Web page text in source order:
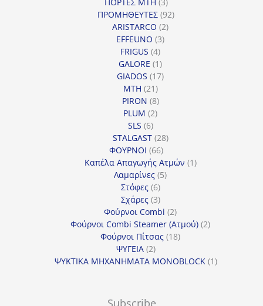
προϊόντα
ΠΡΟΜΗΘΕΥΤΕΣ 9292
ARISTARCO 22
EFFEUNO 33
FRIGUS 44
προϊόντα
GALORE 11
προϊόν
GIADOS 1717
MTH 2121
προϊόντα
PIRON 88
προϊόντα
PLUM 22
SLS 66
προϊόντα
STALGAST 2828
ΦΟΥΡΝΟΙ 6666
προϊόντα
Καπέλα Απαγωγής Ατμών 11
Λαμαρίνες 55
Στόφες 66
προϊόντα
Σχάρες 33
προϊόντα
Φούρνοι Combi 22
προϊόντα
Φούρνοι Combi Steamer (Ατμού) 22
Φούρνοι Πίτσας 1818
ΨΥΓΕΙΑ 22
προϊόντα
ΨΥΚΤΙΚΑ ΜΗΧΑΝΗΜΑΤΑ MONOBLOCK 11